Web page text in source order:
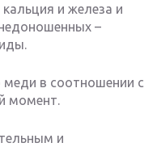
и железа и
–
меди в соотношении с
момент.
и